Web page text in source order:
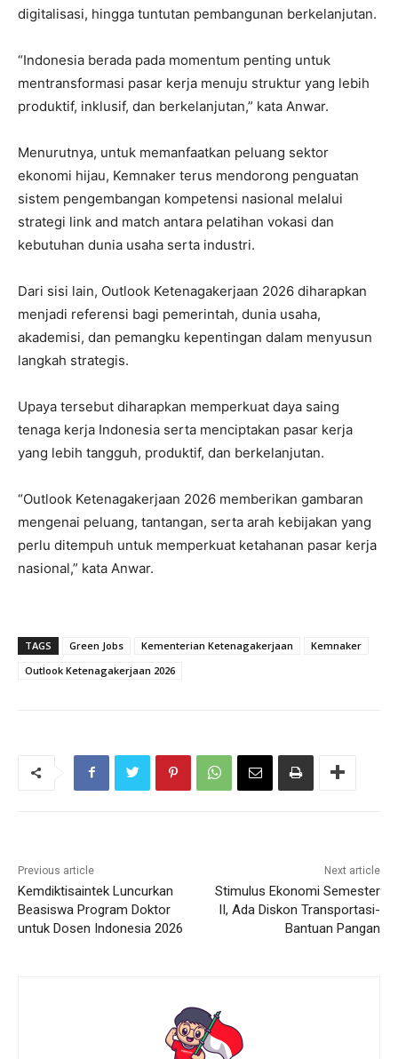
digitalisasi, hingga tuntutan pembangunan berkelanjutan.
“Indonesia berada pada momentum penting untuk
mentransformasi pasar kerja menuju struktur yang lebih
produktif, inklusif, dan berkelanjutan,” kata Anwar.
Menurutnya, untuk memanfaatkan peluang sektor
ekonomi hijau, Kemnaker terus mendorong penguatan
sistem pengembangan kompetensi nasional melalui
strategi link and match antara pelatihan vokasi dan
kebutuhan dunia usaha serta industri.
Dari sisi lain, Outlook Ketenagakerjaan 2026 diharapkan
menjadi referensi bagi pemerintah, dunia usaha,
akademisi, dan pemangku kepentingan dalam menyusun
langkah strategis.
Upaya tersebut diharapkan memperkuat daya saing
tenaga kerja Indonesia serta menciptakan pasar kerja
yang lebih tangguh, produktif, dan berkelanjutan.
“Outlook Ketenagakerjaan 2026 memberikan gambaran
mengenai peluang, tantangan, serta arah kebijakan yang
perlu ditempuh untuk memperkuat ketahanan pasar kerja
nasional,” kata Anwar.
TAGS Green Jobs Kementerian Ketenagakerjaan
Kemnaker
Outlook Ketenagakerjaan 2026
Previous article
Kemdiktisaintek Luncurkan
Beasiswa Program Doktor
untuk Dosen Indonesia 2026
Next article
Stimulus Ekonomi Semester
II, Ada Diskon Transportasi-
Bantuan Pangan